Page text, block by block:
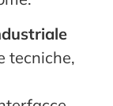
tecniche,